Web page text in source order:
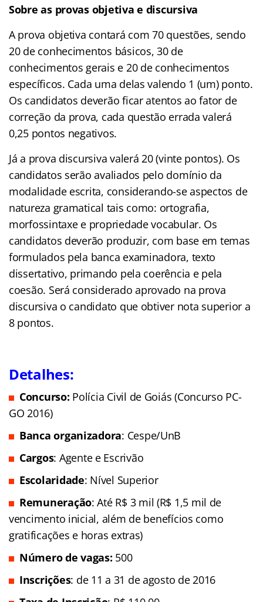
Sobre as provas objetiva e discursiva
A prova objetiva contará com 70 questões, sendo
20 de conhecimentos básicos, 30 de
conhecimentos gerais e 20 de conhecimentos
específicos. Cada uma delas valendo 1 (um) ponto.
Os candidatos deverão ficar atentos ao fator de
correção da prova, cada questão errada valerá
0,25 pontos negativos.
Já a prova discursiva valerá 20 (vinte pontos). Os
candidatos serão avaliados pelo domínio da
modalidade escrita, considerando-se aspectos de
natureza gramatical tais como: ortografia,
morfossintaxe e propriedade vocabular. Os
candidatos deverão produzir, com base em temas
formulados pela banca examinadora, texto
dissertativo, primando pela coerência e pela
coesão. Será considerado aprovado na prova
discursiva o candidato que obtiver nota superior a
8 pontos.
Detalhes:
Concurso: Polícia Civil de Goiás (Concurso PC-
GO 2016)
Banca organizadora: Cespe/UnB
Cargos: Agente e Escrivão
Escolaridade: Nível Superior
Remuneração: Até R$ 3 mil (R$ 1,5 mil de
vencimento inicial, além de benefícios como
gratificações e horas extras)
Número de vagas: 500
Inscrições: de 11 a 31 de agosto de 2016